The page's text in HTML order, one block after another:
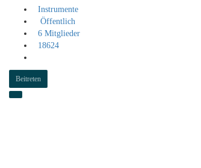
Instrumente
Öffentlich
6 Mitglieder
18624
Beitreten